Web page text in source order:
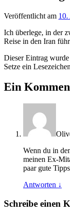
Veröffentlicht am
Ich überlege, in der
Reise in den Iran
Dieser Eintrag
Setze ein
Ein
Wenn du in
meinen Ex-
paar gute
Antworten ↓
Schreibe einen